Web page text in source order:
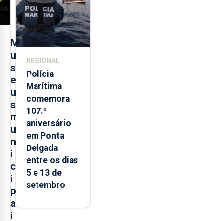
M
u
s
e
u
s
m
u
n
i
c
i
p
a
i
REGIONAL
Polícia
Marítima
comemora
107.º
aniversário
em Ponta
Delgada
entre os dias
5 e 13 de
setembro